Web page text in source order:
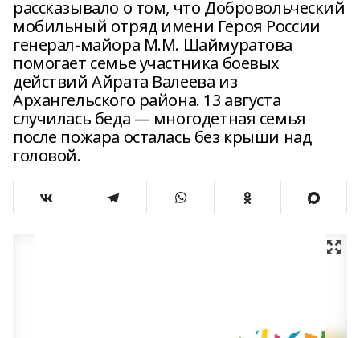
рассказывало о том, что Добровольческий
мобильный отряд имени Героя России
генерал-майора М.М. Шаймуратова
помогает семье участника боевых
действий Айрата Валеева из
Архангельского района. 13 августа
случилась беда — многодетная семья
после пожара осталась без крыши над
головой.